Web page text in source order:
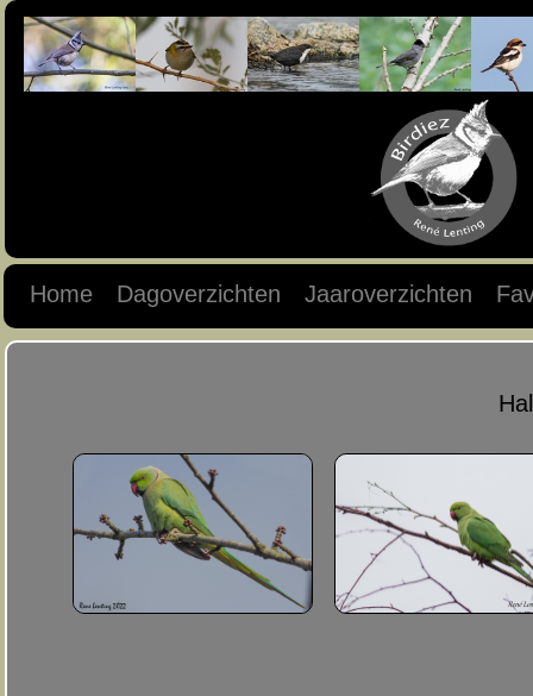
Home Dagoverzichten Jaaroverzichten